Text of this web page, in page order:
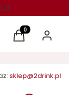
Produkty w
Koszyk Zaloguj
sklep@2drink.pl